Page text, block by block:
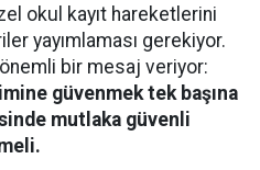
okul kayıt hareketlerini
yayımlaması gerekiyor.
bir mesaj veriyor:
güvenmek tek başına
mutlaka güvenli